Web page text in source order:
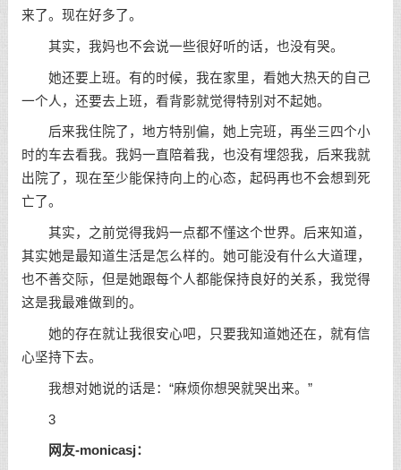
来了。现在好多了。
其实，我妈也不会说一些很好听的话，也没有哭。
她还要上班。有的时候，我在家里，看她大热天的自己
一个人，还要去上班，看背影就觉得特别对不起她。
后来我住院了，地方特别偏，她上完班，再坐三四个小
时的车去看我。我妈一直陪着我，也没有埋怨我，后来我就
出院了，现在至少能保持向上的心态，起码再也不会想到死
亡了。
其实，之前觉得我妈一点都不懂这个世界。后来知道，
其实她是最知道生活是怎么样的。她可能没有什么大道理，
也不善交际，但是她跟每个人都能保持良好的关系，我觉得
这是我最难做到的。
她的存在就让我很安心吧，只要我知道她还在，就有信
心坚持下去。
我想对她说的话是：“麻烦你想哭就哭出来。”
3
网友-monicasj：